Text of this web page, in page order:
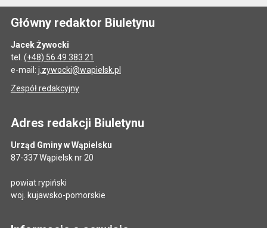
Główny redaktor Biuletynu
Jacek Żywocki
tel. (+48) 56 49 383 21
e-mail: j.zywocki@wapielsk.pl
Zespół redakcyjny
Adres redakcji Biuletynu
Urząd Gminy w Wąpielsku
87-337 Wąpielsk nr 20
powiat rypiński
woj. kujawsko-pomorskie